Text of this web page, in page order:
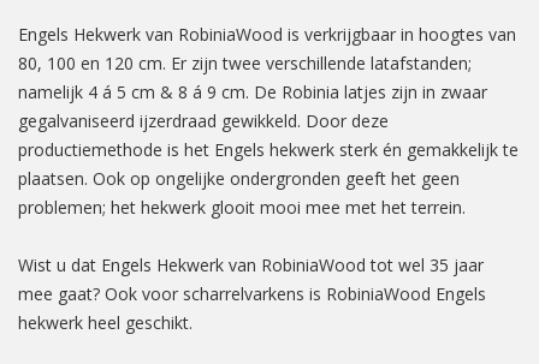
Engels Hekwerk van RobiniaWood is verkrijgbaar in hoogtes van
80, 100 en 120 cm. Er zijn twee verschillende latafstanden;
namelijk 4 á 5 cm & 8 á 9 cm. De Robinia latjes zijn in zwaar
gegalvaniseerd ijzerdraad gewikkeld. Door deze
productiemethode is het Engels hekwerk sterk én gemakkelijk te
plaatsen. Ook op ongelijke ondergronden geeft het geen
problemen; het hekwerk glooit mooi mee met het terrein.
Wist u dat Engels Hekwerk van RobiniaWood tot wel 35 jaar
mee gaat? Ook voor scharrelvarkens is RobiniaWood Engels
hekwerk heel geschikt.